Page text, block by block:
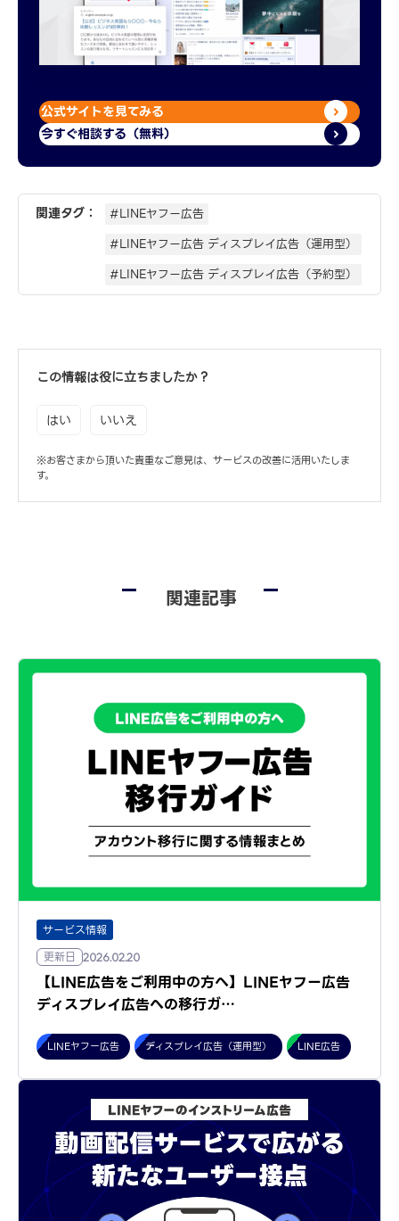
公式サイトを見てみる
今すぐ相談する（無料）
関連タグ：
#LINEヤフー広告
#LINEヤフー広告 ディスプレイ広告（運用型）
#LINEヤフー広告 ディスプレイ広告（予約型）
この情報は役に立ちましたか？
はい いいえ
※お客さまから頂いた貴重なご意見は、サービスの改善に活用いたしま
す。
関連記事
サービス情報
更新日
2026.02.20
【LINE広告をご利用中の方へ】LINEヤフー広告
ディスプレイ広告への移行ガ…
LINEヤフー広告 ディスプレイ広告（運用型） LINE広告